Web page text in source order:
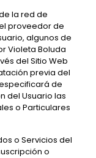
la red de
proveedor de
algunos de
Violeta Boluda
del Sitio Web
previa del
de
del Usuario las
o Particulares
o Servicios del
o